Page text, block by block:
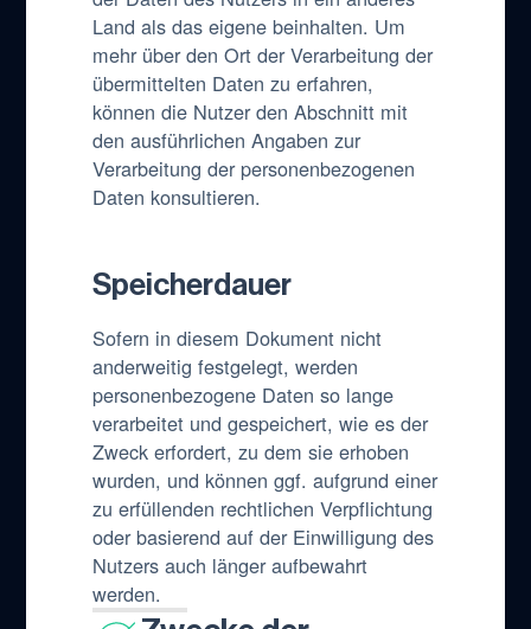
Land als das eigene beinhalten. Um
mehr über den Ort der Verarbeitung der
übermittelten Daten zu erfahren,
können die Nutzer den Abschnitt mit
den ausführlichen Angaben zur
Verarbeitung der personenbezogenen
Daten konsultieren.
Speicherdauer
Sofern in diesem Dokument nicht
anderweitig festgelegt, werden
personenbezogene Daten so lange
verarbeitet und gespeichert, wie es der
Zweck erfordert, zu dem sie erhoben
wurden, und können ggf. aufgrund einer
zu erfüllenden rechtlichen Verpflichtung
oder basierend auf der Einwilligung des
Nutzers auch länger aufbewahrt
werden.